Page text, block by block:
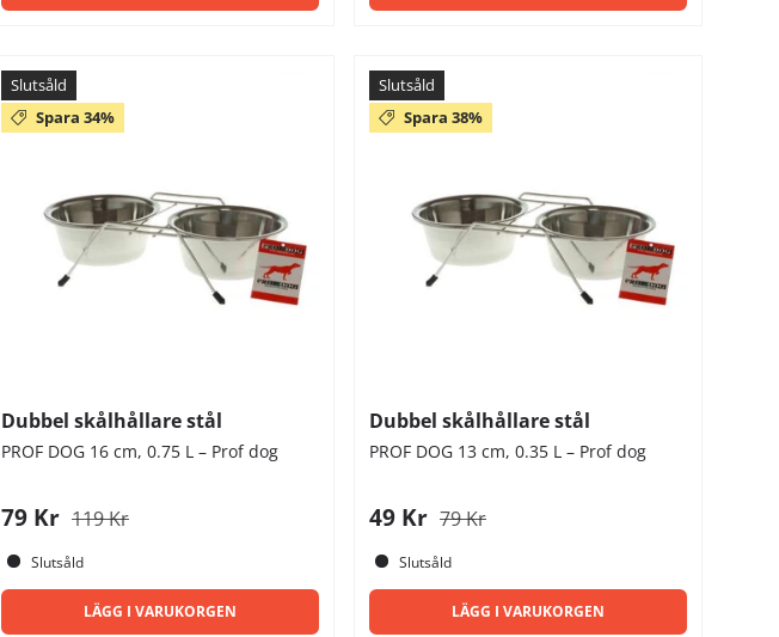
Slutsåld
Spara 34%
Dubbel skålhållare stål
PROF DOG 16 cm, 0.75 L – Prof dog
79 Kr 119 Kr
Slutsåld
LÄGG I VARUKORGEN
Slutsåld
Spara 38%
Dubbel skålhållare stål
PROF DOG 13 cm, 0.35 L – Prof dog
49 Kr 79 Kr
Slutsåld
LÄGG I VARUKORGEN